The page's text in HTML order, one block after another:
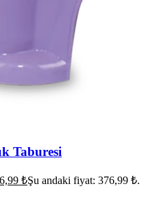
Taburesi
₺Şu andaki fiyat: 376,99 ₺.